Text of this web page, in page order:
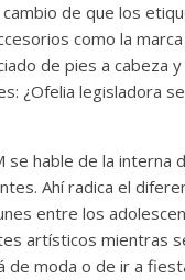
de que los
como la
de pies a
¿Ofelia legisladora
hable de la interna
Ahí radica el
entre los
artísticos mientras
de moda o de ir a